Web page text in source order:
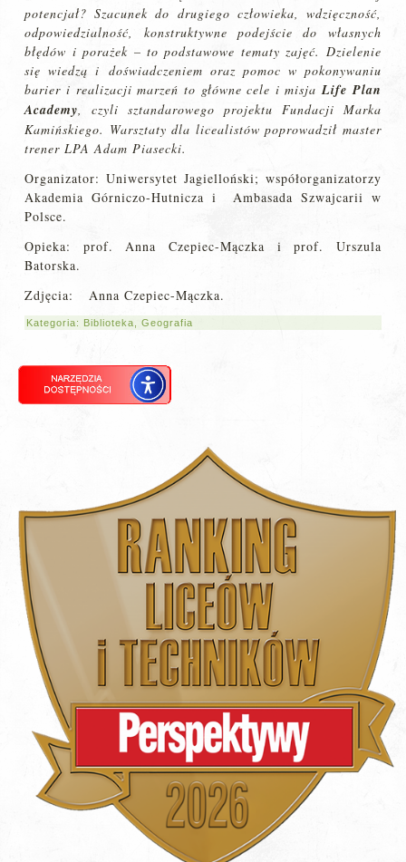
potencjał? Szacunek do drugiego człowieka, wdzięczność,
odpowiedzialność, konstruktywne podejście do własnych
błędów i porażek – to podstawowe tematy zajęć. Dzielenie
się wiedzą i doświadczeniem oraz pomoc w pokonywaniu
barier i realizacji marzeń to główne cele i misja Life Plan
Academy , czyli sztandarowego projektu Fundacji Marka
Kamińskiego. Warsztaty dla licealistów poprowadził master
trener LPA Adam Piasecki.
Organizator: Uniwersytet Jagielloński; współorganizatorzy
Akademia Górniczo-Hutnicza i Ambasada Szwajcarii w
Polsce.
Opieka: prof. Anna Czepiec-Mączka i prof. Urszula
Batorska.
Zdjęcia: Anna Czepiec-Mączka.
Kategoria: Biblioteka ,Geografia